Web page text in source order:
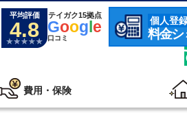
平均評価
4.8
テイガク15拠点
Google
口コミ
個人登
料金シ
費用・保険